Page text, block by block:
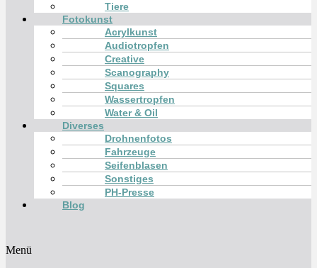
Tiere
Fotokunst
Acrylkunst
Audiotropfen
Creative
Scanography
Squares
Wassertropfen
Water & Oil
Diverses
Drohnenfotos
Fahrzeuge
Seifenblasen
Sonstiges
PH-Presse
Blog
Menü